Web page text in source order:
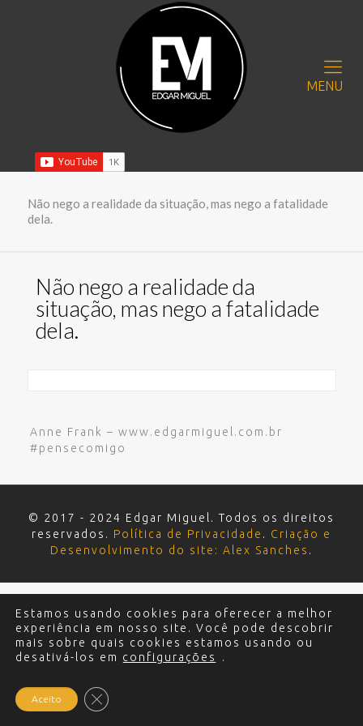
MENU
Não nego a realidade da situação, mas nego a fatalidade
dela.
Não nego a realidade da
situação, mas nego a fatalidade
dela.
Anne Frank – www.edgarmiguel.com.br
#pensecomigo
© 2017 - 2024 Edgar Miguel. Todos os direitos
reservados. Política de Privacidade . Criação e
Desenvolvimento do site: Alex Sanches .
Estamos usando cookies para oferecer a melhor
experiência em nosso site. Você pode descobrir
mais sobre quais cookies estamos usando ou
desativá-los em configurações .
Aceito Close GDPR Cookie Banner